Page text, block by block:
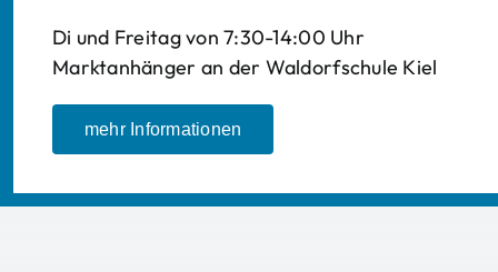
Di und Freitag von 7:30-14:00 Uhr
Marktanhänger an der Waldorfschule Kiel
mehr Informationen